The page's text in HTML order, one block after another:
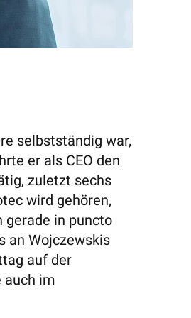
selbstständig war,
er als CEO den
zuletzt sechs
wird gehören,
gerade in puncto
an Wojczewskis
auf der
auch im